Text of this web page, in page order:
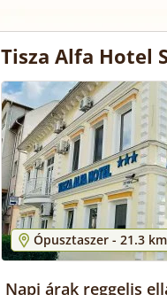
Tisza Alfa Hotel
Ópusztaszer - 21.3 km
Napi árak reggelis